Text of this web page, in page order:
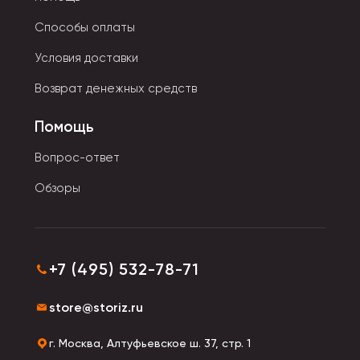
Брендирование – нанесение логотипов и
целей.
Разнообразие материалов – керамика, стекло,
рынка.
персональные предложения для постоянных
Преимущества работы с нами
Широкий ассортимент – различные модели
Гарантия качества – надежные материалы,
Способы оплаты
Условия доставки
Возврат денежных средств
Помощь
Вопрос-ответ
Обзоры
+7 (495) 532-78-71
store@storiz.ru
г. Москва, Алтуфьевское ш. 37, стр. 1